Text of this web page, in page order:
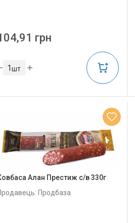
грн
шт
Алан Престиж с/в 330г
Продбаза